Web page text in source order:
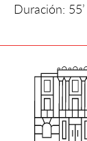
Duración: 55’